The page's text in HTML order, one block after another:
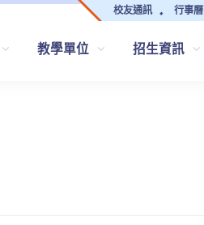
校友通訊 行事曆
教學單位 招生資訊